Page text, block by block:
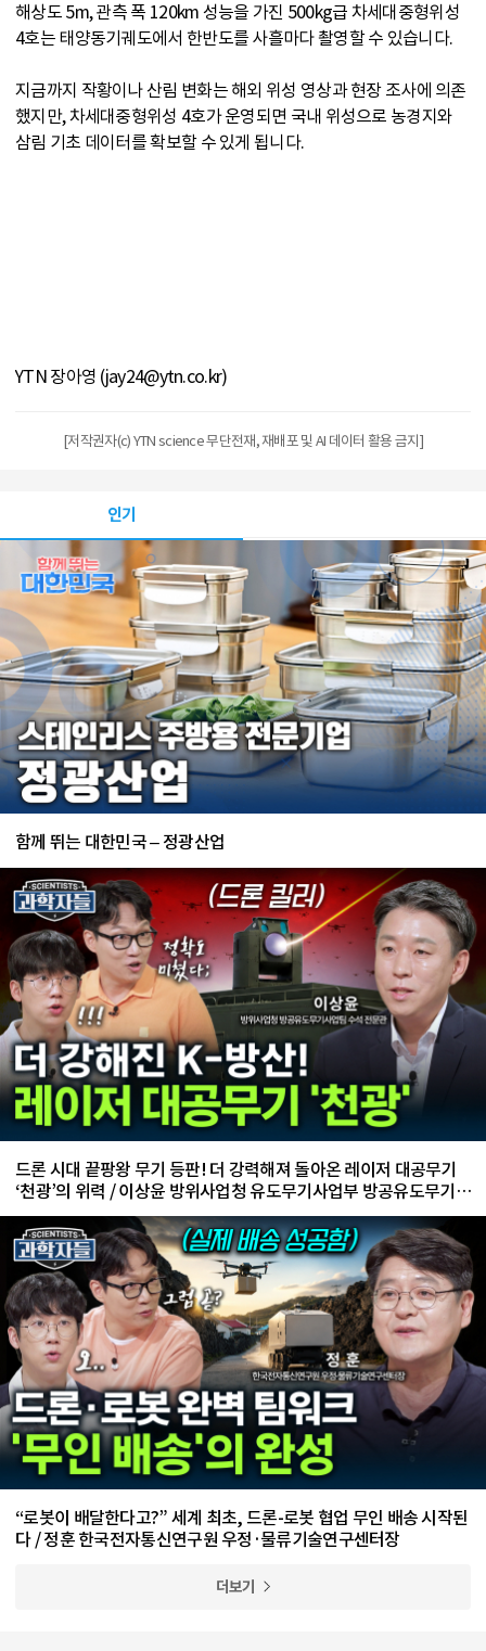
해상도 5m, 관측 폭 120km 성능을 가진 500kg급 차세대중형위성
4호는 태양동기궤도에서 한반도를 사흘마다 촬영할 수 있습니다.
지금까지 작황이나 산림 변화는 해외 위성 영상과 현장 조사에 의존
했지만, 차세대중형위성 4호가 운영되면 국내 위성으로 농경지와
삼림 기초 데이터를 확보할 수 있게 됩니다.
YTN 장아영 (jay24@ytn.co.kr)
[저작권자(c) YTN science 무단전재, 재배포 및 AI 데이터 활용 금지]
인기
함께 뛰는 대한민국 – 정광산업
드론 시대 끝팡왕 무기 등판! 더 강력해져 돌아온 레이저 대공무기
‘천광’의 위력 / 이상윤 방위사업청 유도무기사업부 방공유도무기사
업팀 수석 전문관
“로봇이 배달한다고?” 세계 최초, 드론-로봇 협업 무인 배송 시작된
다 / 정훈 한국전자통신연구원 우정·물류기술연구센터장
더보기